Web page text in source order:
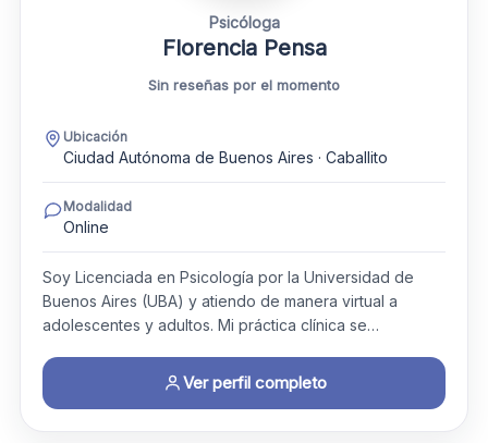
Psicóloga
Florencia Pensa
Sin reseñas por el momento
Ubicación
Ciudad Autónoma de Buenos Aires · Caballito
Modalidad
Online
Soy Licenciada en Psicología por la Universidad de
Buenos Aires (UBA) y atiendo de manera virtual a
adolescentes y adultos. Mi práctica clínica se…
Ver perfil completo